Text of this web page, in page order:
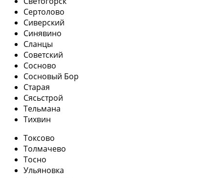
Сертолово
Сиверский
Синявино
Сланцы
Советский
Сосново
Сосновый Бор
Старая
Сясьстрой
Тельмана
Тихвин
Токсово
Толмачево
Тосно
Ульяновка